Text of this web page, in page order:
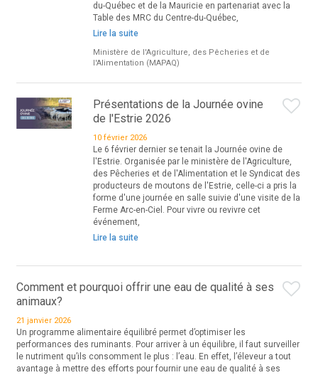
du-Québec et de la Mauricie en partenariat avec la
Table des MRC du Centre-du-Québec,
Lire la suite
Ministère de l'Agriculture, des Pêcheries et de
l'Alimentation (MAPAQ)
Présentations de la Journée ovine
de l'Estrie 2026
10 février 2026
Le 6 février dernier se tenait la Journée ovine de
l'Estrie. Organisée par le ministère de l'Agriculture,
des Pêcheries et de l'Alimentation et le Syndicat des
producteurs de moutons de l'Estrie, celle-ci a pris la
forme d'une journée en salle suivie d'une visite de la
Ferme Arc-en-Ciel. Pour vivre ou revivre cet
événement,
Lire la suite
Comment et pourquoi offrir une eau de qualité à ses
animaux?
21 janvier 2026
Un programme alimentaire équilibré permet d’optimiser les
performances des ruminants. Pour arriver à un équilibre, il faut surveiller
le nutriment qu’ils consomment le plus : l’eau. En effet, l’éleveur a tout
avantage à mettre des efforts pour fournir une eau de qualité à ses